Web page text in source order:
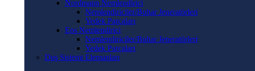
Nordmann Nemlendirici
Nemlendiriciler/Buhar Jeneratörleri
Yedek Parçaları
Eos Nemlendirici
Nemlendiriciler/Buhar Jeneratörleri
Yedek Parçaları
Duş Sistemi Elemanları